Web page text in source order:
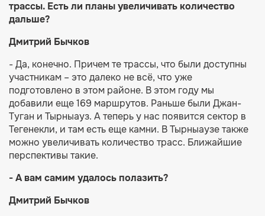
трассы. Есть ли планы увеличивать количество
дальше?
Дмитрий Бычков
- Да, конечно. Причем те трассы, что были доступны
участникам – это далеко не всё, что уже
подготовлено в этом районе. В этом году мы
добавили еще 169 маршрутов. Раньше были Джан-
Туган и Тырныауз. А теперь у нас появится сектор в
Тегенекли, и там есть еще камни. В Тырныаузе также
можно увеличивать количество трасс. Ближайшие
перспективы такие.
- А вам самим удалось полазить?
Дмитрий Бычков